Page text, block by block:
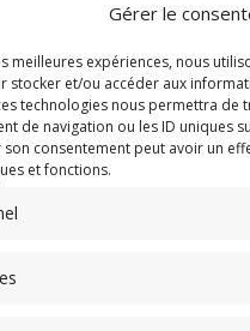
Gérer le
meilleures expériences, nous
stocker et/ou accéder aux
technologies nous permettra de
de navigation ou les ID uniques
consentement peut avoir un
et fonctions.